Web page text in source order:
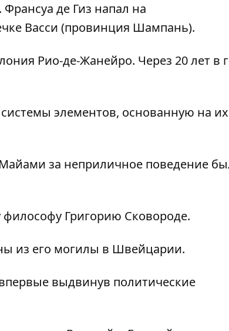
де Гиз напал на
Васси (провинция Шампань).
Рио-де-Жанейро. Через 20 лет в
элементов, основанную на их
за неприличное поведение
Григорию Сковороде.
из его могилы в Швейцарии.
выдвинув политические